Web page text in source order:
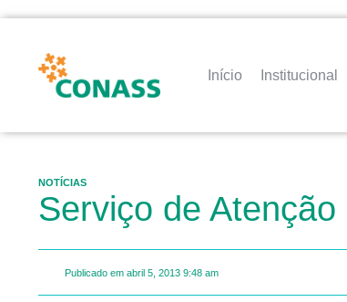
Início Institucional
NOTÍCIAS
Serviço de
Publicado em abril 5, 2013 9:48 am